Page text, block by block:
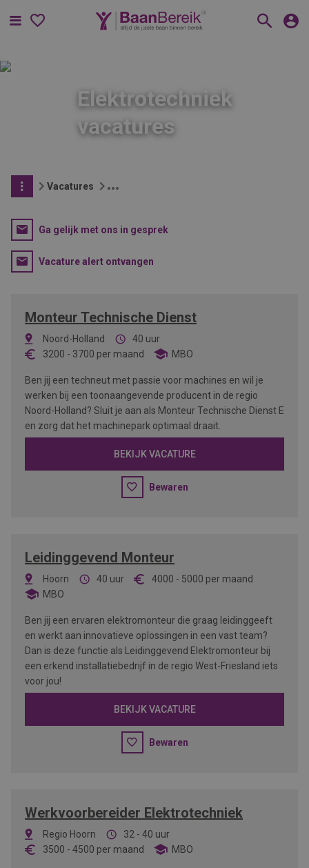
Menu
Elektrotechniek
vacatures
Vacatures
Ga gelijk met ons in gesprek
Vacature alert ontvangen
Monteur Technische Dienst
Noord-Holland
40 uur
3200 - 3700 per maand MBO
Ben jij een techneut met passie voor machines en wil je
werken bij een toonaangevende producent in de regio
Noord-Holland? Sluit je aan als Monteur Technische Dienst E
en zorg dat het machinepark optimaal draait.
BEKIJK VACATURE
Bewaren
Leidinggevend Monteur
Hoorn 40 uur 4000 - 5000 per maand
MBO
Ben jij een ervaren elektromonteur die graag leidinggeeft
en werkt aan innovatieve oplossingen in een vast team?
Dan is deze functie als Leidinggevend Elektromonteur bij
een erkend installatiebedrijf in de regio West-Friesland iets
voor jou!
BEKIJK VACATURE
Bewaren
Werkvoorbereider Elektrotechniek
Regio Hoorn
32 - 40 uur
3500 - 4500 per maand MBO